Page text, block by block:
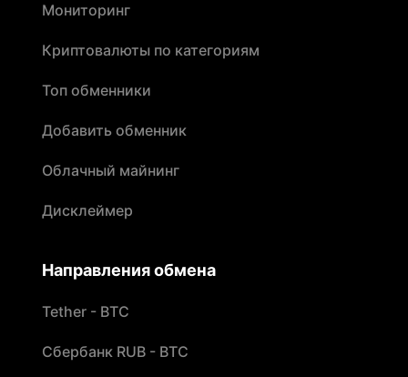
Мониторинг
Криптовалюты по категориям
Топ обменники
Добавить обменник
Облачный майнинг
Дисклеймер
Направления обмена
Tether - BTC
Сбербанк RUB - BTC